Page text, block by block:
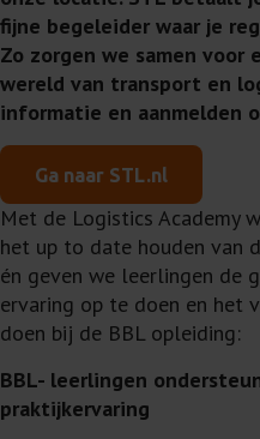
fijne begeleider waar je
Zo zorgen we samen
wereld van transport en
informatie en aanmelden
Ga naar STL.nl
Met de Logistics Academy
het up to date houden van
én geven we leerlingen de
ervaring op te doen en het
doen bij de BBL opleiding:
BBL- leerlingen
praktijkervaring